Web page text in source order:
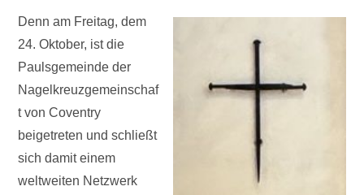
Denn am Freitag, dem
24. Oktober, ist die
Paulsgemeinde der
Nagelkreuzgemeinschaf
t von Coventry
beigetreten und schließt
sich damit einem
weltweiten Netzwerk